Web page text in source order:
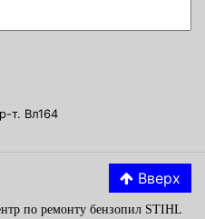
т. Вл164
Вверх
по ремонту бензопил STIHL